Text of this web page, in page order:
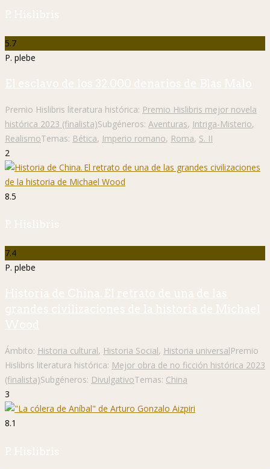
P. Hislibris
5.7
P. plebe
El esclavo de los 32.000 denarios de Blas Malo
Premio Hislibris literatura histórica: Premio Hislibris mejor novela
histórica 2023 (finalista)Subgéneros: Aventuras, Intriga-Misterio,
RealismoTemas: Bética, Imperio romano, Roma, S. II
2
8.5
P. Hislibris
7.4
P. plebe
Historia de China. El retrato de una de las
grandes civilizaciones de la historia de Michael
Wood
Ámbito: Historia cultural, Historia Social, Historia universalPremio
Hislibris literatura histórica: Mejor obra de no ficción histórica 2023
(finalista)Subgéneros: DivulgativoTemas: China
3
8.1
P. Hislibris